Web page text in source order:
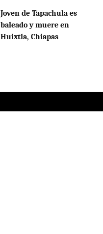
Joven de Tapachula es
baleado y muere en
Huixtla, Chiapas